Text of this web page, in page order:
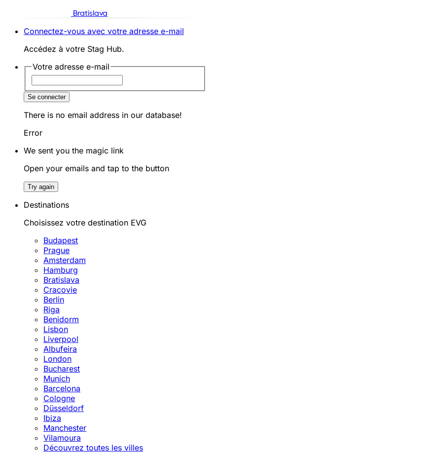
Bratislava
Connectez-vous avec votre adresse e-mail
Accédez à votre Stag Hub.
Votre adresse e-mail
Se connecter
There is no email address in our database!
Error
We sent you the magic link
Open your emails and tap to the button
Try again
Destinations
Choisissez votre destination EVG
Budapest
Prague
Amsterdam
Hamburg
Bratislava
Cracovie
Berlin
Riga
Benidorm
Lisbon
Liverpool
Albufeira
London
Bucharest
Munich
Barcelona
Cologne
Düsseldorf
Ibiza
Manchester
Vilamoura
Découvrez toutes les villes